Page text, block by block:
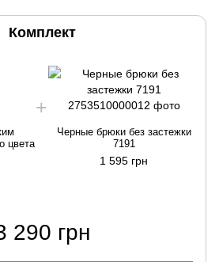
Комплект
цвета
Черные брюки без застежки
7191
1 595 грн
290 грн